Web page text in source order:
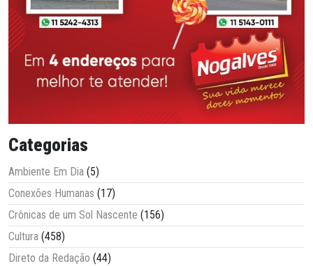
Categorias
Ambiente Em Dia (5)
Conexões Humanas (17)
Crônicas de um Sol Nascente (156)
Cultura (458)
Direto da Redação (44)